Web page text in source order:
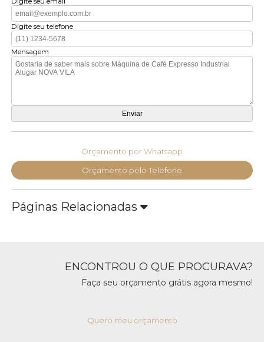
Digite seu telefone
Mensagem
Orçamento por Whatsapp
Orçamento pelo Telefone
Páginas Relacionadas
ENCONTROU O QUE PROCURAVA?
Faça seu orçamento grátis agora mesmo!
Quero meu orçamento